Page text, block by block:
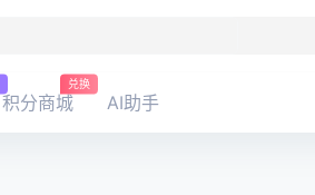
积分商城
兑换
AI助手